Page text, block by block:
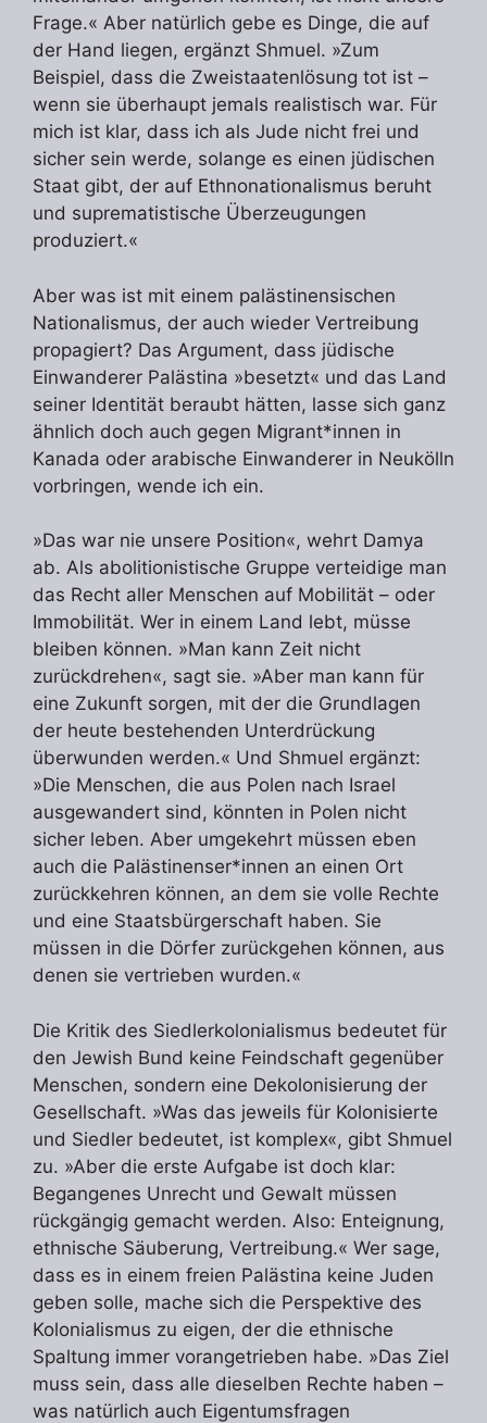
Frage.« Aber natürlich gebe es Dinge, die auf
der Hand liegen, ergänzt Shmuel. »Zum
Beispiel, dass die Zweistaatenlösung tot ist –
wenn sie überhaupt jemals realistisch war. Für
mich ist klar, dass ich als Jude nicht frei und
sicher sein werde, solange es einen jüdischen
Staat gibt, der auf Ethnonationalismus beruht
und suprematistische Überzeugungen
produziert.«
Aber was ist mit einem palästinensischen
Nationalismus, der auch wieder Vertreibung
propagiert? Das Argument, dass jüdische
Einwanderer Palästina »besetzt« und das Land
seiner Identität beraubt hätten, lasse sich ganz
ähnlich doch auch gegen Migrant*innen in
Kanada oder arabische Einwanderer in Neukölln
vorbringen, wende ich ein.
»Das war nie unsere Position«, wehrt Damya
ab. Als abolitionistische Gruppe verteidige man
das Recht aller Menschen auf Mobilität – oder
Immobilität. Wer in einem Land lebt, müsse
bleiben können. »Man kann Zeit nicht
zurückdrehen«, sagt sie. »Aber man kann für
eine Zukunft sorgen, mit der die Grundlagen
der heute bestehenden Unterdrückung
überwunden werden.« Und Shmuel ergänzt:
»Die Menschen, die aus Polen nach Israel
ausgewandert sind, könnten in Polen nicht
sicher leben. Aber umgekehrt müssen eben
auch die Palästinenser*innen an einen Ort
zurückkehren können, an dem sie volle Rechte
und eine Staatsbürgerschaft haben. Sie
müssen in die Dörfer zurückgehen können, aus
denen sie vertrieben wurden.«
Die Kritik des Siedlerkolonialismus bedeutet für
den Jewish Bund keine Feindschaft gegenüber
Menschen, sondern eine Dekolonisierung der
Gesellschaft. »Was das jeweils für Kolonisierte
und Siedler bedeutet, ist komplex«, gibt Shmuel
zu. »Aber die erste Aufgabe ist doch klar:
Begangenes Unrecht und Gewalt müssen
rückgängig gemacht werden. Also: Enteignung,
ethnische Säuberung, Vertreibung.« Wer sage,
dass es in einem freien Palästina keine Juden
geben solle, mache sich die Perspektive des
Kolonialismus zu eigen, der die ethnische
Spaltung immer vorangetrieben habe. »Das Ziel
muss sein, dass alle dieselben Rechte haben –
was natürlich auch Eigentumsfragen